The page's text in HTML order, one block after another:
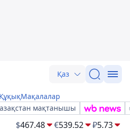
Қаз
ҚұқықМақалалар
мақтанышы
$467.48 €539.52 ₽5.73